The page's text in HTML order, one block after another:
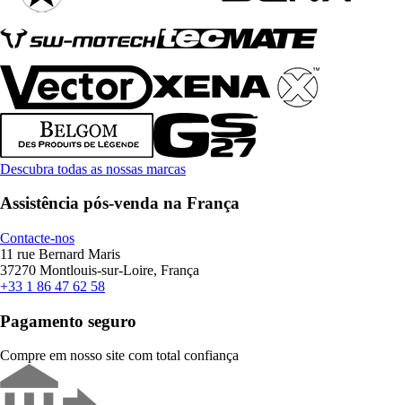
Descubra todas as nossas marcas
Assistência pós-venda na França
Contacte-nos
11 rue Bernard Maris
37270 Montlouis-sur-Loire, França
+33 1 86 47 62 58
Pagamento seguro
Compre em nosso site com total confiança